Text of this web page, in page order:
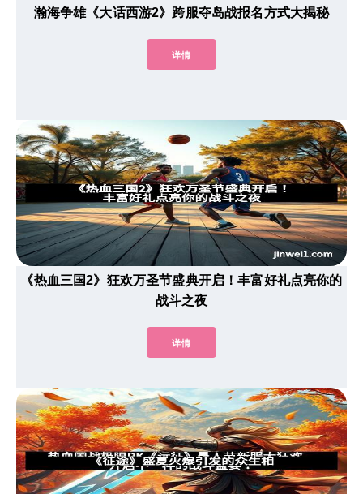
瀚海争雄《大话西游2》跨服夺岛战报名方式大揭秘
详情
《热血三国2》狂欢万圣节盛典开启！丰富好礼点亮你的
战斗之夜
详情